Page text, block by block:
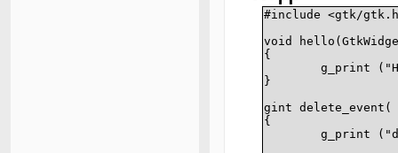
#include <gtk/
void
{
g_print
}
gint delete_event(
{
g_print